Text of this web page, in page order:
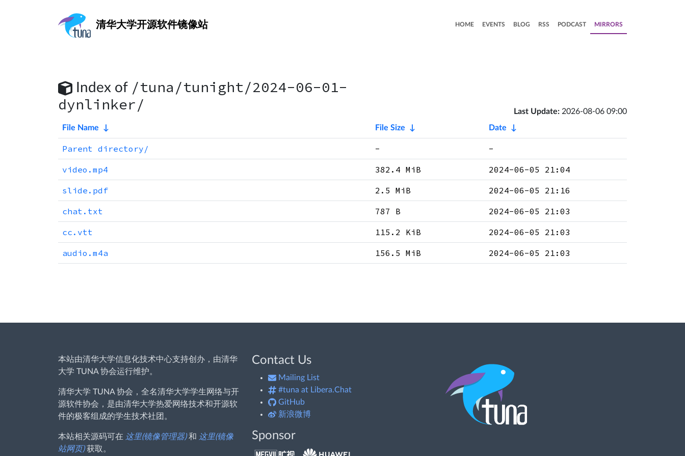
清华大学开源软件镜像站 HOME EVENTS BLOG RSS PODCAST MIRRORS
Index of /tuna/tunight/2024-06-01-
dynlinker/
Last Update: 2026-08-06 09:00
File Name
↓ File Size ↓ Date ↓
Parent directory/ - -
video.mp4 382.4 MiB 2024-06-05 21:04
slide.pdf 2.5 MiB 2024-06-05 21:16
chat.txt 787 B 2024-06-05 21:03
cc.vtt 115.2 KiB 2024-06-05 21:03
audio.m4a 156.5 MiB 2024-06-05 21:03
本站由清华大学信息化技术中心支持创办，由清华
大学 TUNA 协会运行维护。
清华大学 TUNA 协会，全名清华大学学生网络与开
源软件协会，是由清华大学热爱网络技术和开源软
件的极客组成的学生技术社团。
本站相关源码可在 这里(镜像管理器)和 这里(镜像
站网页)获取。
Contact Us
Mailing List
#tuna at Libera.Chat
GitHub
新浪微博
Sponsor